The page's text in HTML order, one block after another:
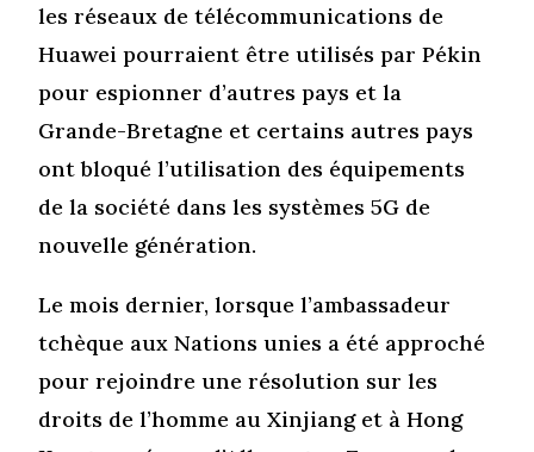
les réseaux de télécommunications de
Huawei pourraient être utilisés par Pékin
pour espionner d’autres pays et la
Grande-Bretagne et certains autres pays
ont bloqué l’utilisation des équipements
de la société dans les systèmes 5G de
nouvelle génération.
Le mois dernier, lorsque l’ambassadeur
tchèque aux Nations unies a été approché
pour rejoindre une résolution sur les
droits de l’homme au Xinjiang et à Hong